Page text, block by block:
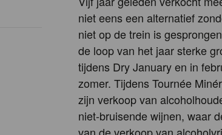
niet eens een alternatief
niet op de trein is
de loop van het jaar sterke
tijdens Dry January en in
zomer. Tijdens Tournée
zijn verkoop van
niet-bruisende wijnen, waar